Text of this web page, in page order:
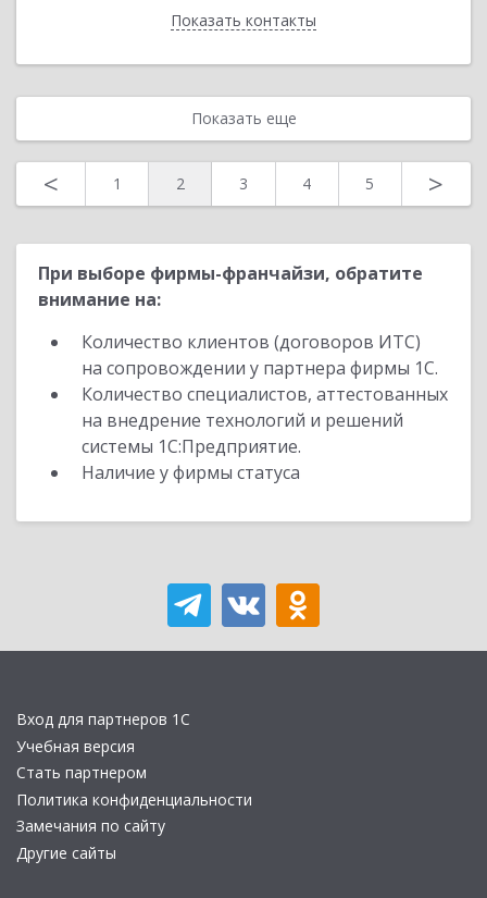
Показать контакты
Назад
Показать еще
< 1 2 3 4 5 >
При выборе фирмы-франчайзи, обратите
внимание на:
Количество клиентов (договоров ИТС)
на сопровождении у партнера фирмы 1С.
Количество специалистов, аттестованных
на внедрение технологий и решений
системы 1С:Предприятие.
Наличие у фирмы статуса
Вход для партнеров 1С
Учебная версия
Стать партнером
Политика конфиденциальности
Замечания по сайту
Другие сайты